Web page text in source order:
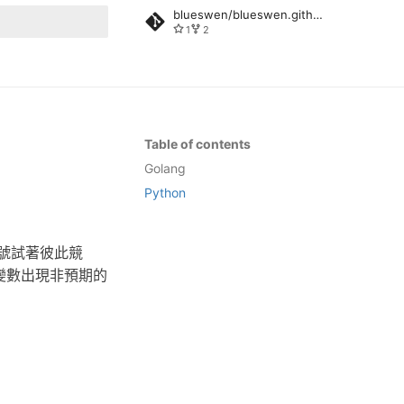
blueswen/blueswen.github.io
1 2
Table of contents
Golang
Python
試著彼此競
出現非預期的